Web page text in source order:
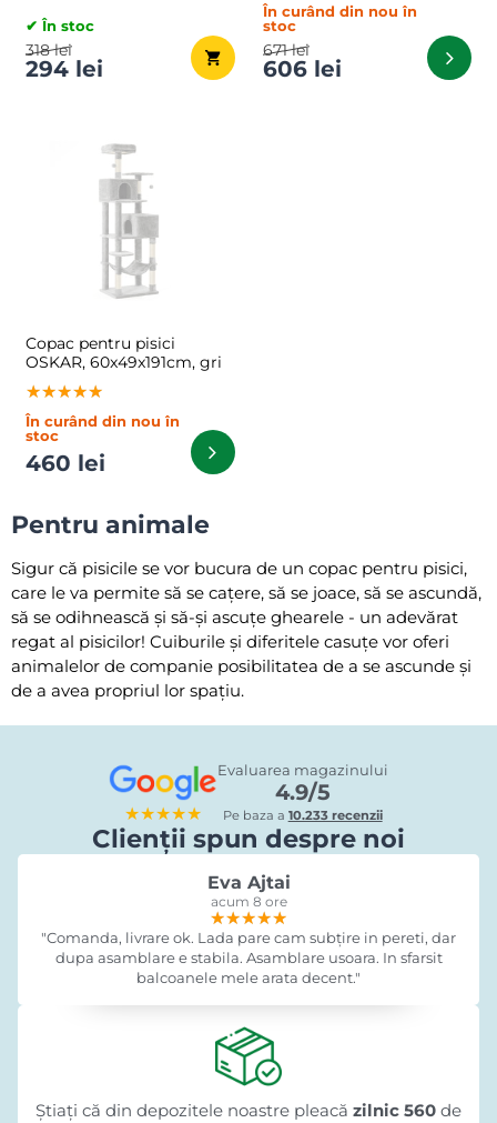
✔ În stoc
294 lei
318 lei
În curând din nou în
stoc
606 lei
671 lei
Copac pentru pisici
OSKAR, 60x49x191cm, gri
★★★★★
★★★★★
★★★★★
În curând din nou în
stoc
460 lei
Pentru animale
Sigur că pisicile se vor bucura de un copac pentru pisici,
care le va permite să se cațere, să se joace, să se ascundă,
să se odihnească și să-și ascuțe ghearele - un adevărat
regat al pisicilor! Cuiburile și diferitele casuțe vor oferi
animalelor de companie posibilitatea de a se ascunde și
de a avea propriul lor spațiu.
★★★★★
Evaluarea magazinului
4.9/5
Pe baza a 10.233 recenzii
Clienții spun despre noi
Eva Ajtai
acum 8 ore
★★★★★
★★★★★
★★★★★
"Comanda, livrare ok. Lada pare cam subțire in pereti, dar
dupa asamblare e stabila. Asamblare usoara. In sfarsit
balcoanele mele arata decent."
Știați că din depozitele noastre pleacă zilnic 560 de